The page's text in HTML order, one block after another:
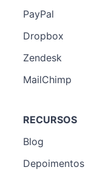
PayPal
Dropbox
Zendesk
MailChimp
RECURSOS
Blog
Depoimentos